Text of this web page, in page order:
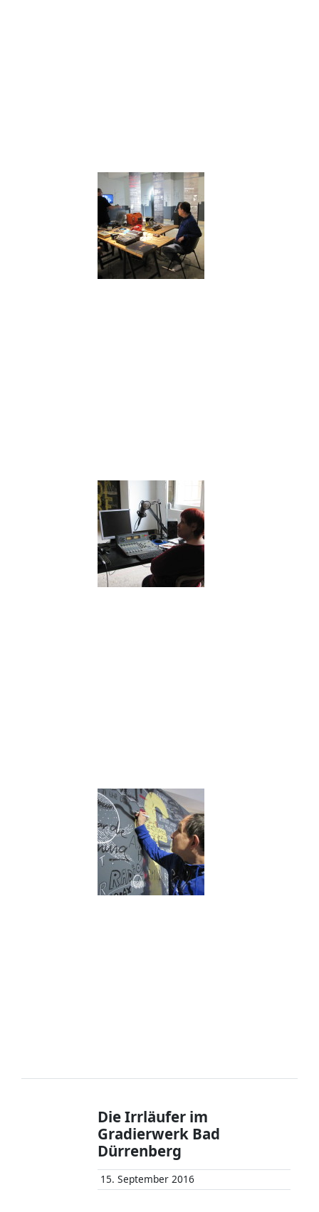
Die Irrläufer im
Gradierwerk Bad
Dürrenberg
15. September 2016